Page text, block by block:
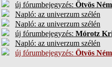
új fórumbejegyzés: Ötvös
Napló: az univerzum szélén
Napló: az univerzum szélén
új fórumbejegyzés: Mórotz
Napló: az univerzum szélén
új fórumbejegyzés: Ötvös